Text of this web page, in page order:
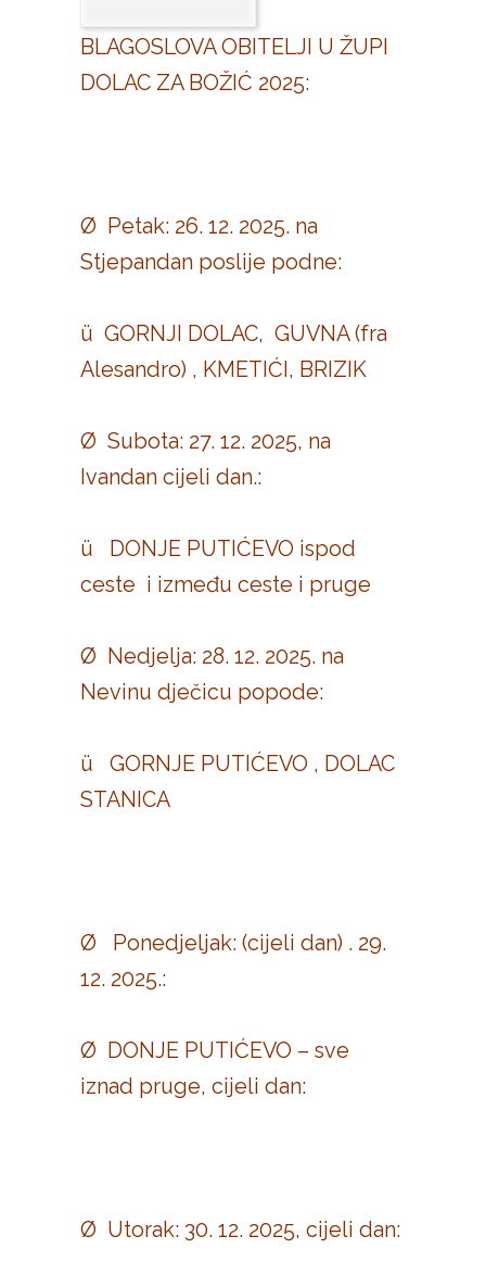
BLAGOSLOVA OBITELJI U ŽUPI
DOLAC ZA BOŽIĆ 2025:
Ø Petak: 26. 12. 2025. na
Stjepandan poslije podne:
ü GORNJI DOLAC, GUVNA (fra
Alesandro) , KMETIĆI, BRIZIK
Ø Subota: 27. 12. 2025, na
Ivandan cijeli dan.:
ü DONJE PUTIĆEVO ispod
ceste i između ceste i pruge
Ø Nedjelja: 28. 12. 2025. na
Nevinu dječicu popode:
ü GORNJE PUTIĆEVO , DOLAC
STANICA
Ø Ponedjeljak: (cijeli dan) . 29.
12. 2025.:
Ø DONJE PUTIĆEVO – sve
iznad pruge, cijeli dan:
Ø Utorak: 30. 12. 2025, cijeli dan: